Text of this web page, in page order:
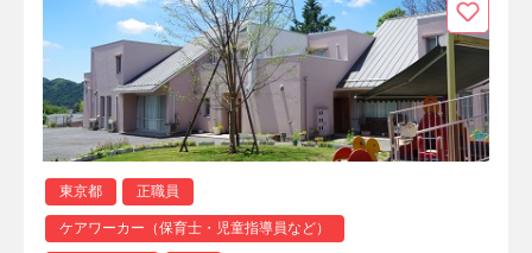
東京都 正職員
ケアワーカー（保育士・児童指導員など）